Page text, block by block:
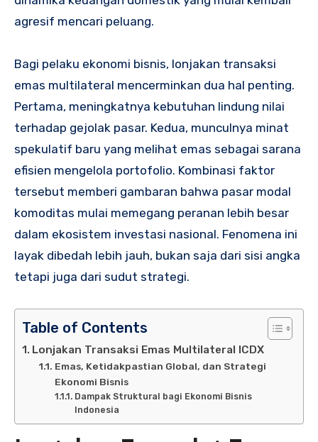
agresif mencari peluang.
Bagi pelaku ekonomi bisnis, lonjakan transaksi
emas multilateral mencerminkan dua hal penting.
Pertama, meningkatnya kebutuhan lindung nilai
terhadap gejolak pasar. Kedua, munculnya minat
spekulatif baru yang melihat emas sebagai sarana
efisien mengelola portofolio. Kombinasi faktor
tersebut memberi gambaran bahwa pasar modal
komoditas mulai memegang peranan lebih besar
dalam ekosistem investasi nasional. Fenomena ini
layak dibedah lebih jauh, bukan saja dari sisi angka
tetapi juga dari sudut strategi.
Table of Contents
Lonjakan Transaksi Emas Multilateral ICDX
Emas, Ketidakpastian Global, dan Strategi
Ekonomi Bisnis
Dampak Struktural bagi Ekonomi Bisnis
Indonesia